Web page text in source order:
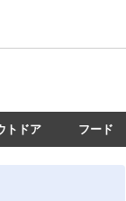
トドア フード